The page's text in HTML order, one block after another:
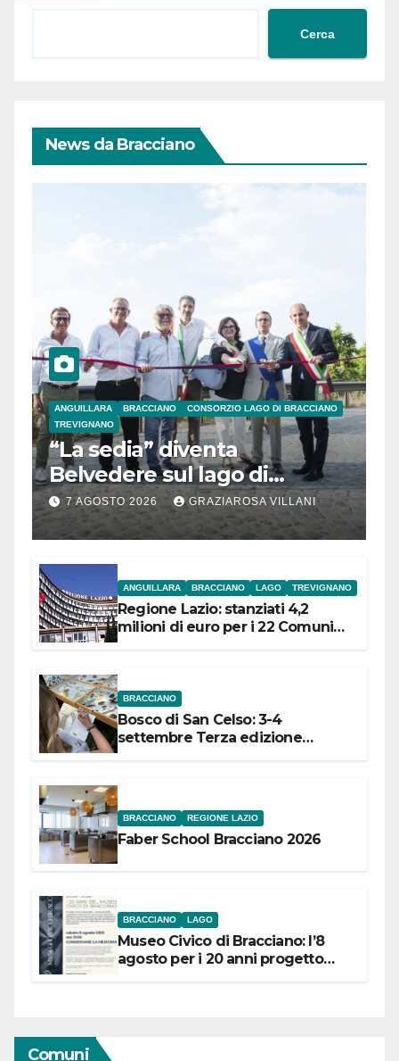
Cerca
News da Bracciano
ANGUILLARA BRACCIANO
CONSORZIO LAGO DI BRACCIANO
TREVIGNANO
“La sedia” diventa
Belvedere sul lago di
Bracciano: ieri
l’inaugurazione
7 AGOSTO 2026 GRAZIAROSA VILLANI
ANGUILLARA BRACCIANO LAGO TREVIGNANO
Regione Lazio: stanziati 4,2
milioni di euro per i 22 Comuni
BRACCIANO
Bosco di San Celso: 3-4
settembre Terza edizione
BRACCIANO REGIONE LAZIO
Faber School Bracciano 2026
BRACCIANO LAGO
Museo Civico di Bracciano: l’8
agosto per i 20 anni progetto
Comuni